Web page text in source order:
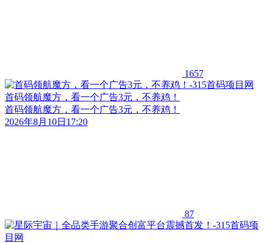
1657
首码领航魔方，看一个广告3元，不养鸡！
首码领航魔方，看一个广告3元，不养鸡！
2026年8月10日17:20
87